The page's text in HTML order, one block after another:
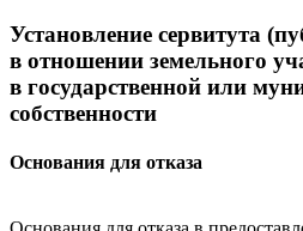
Установление сервитута
в отношении земельного
в государственной или
собственности
Основания для отказа